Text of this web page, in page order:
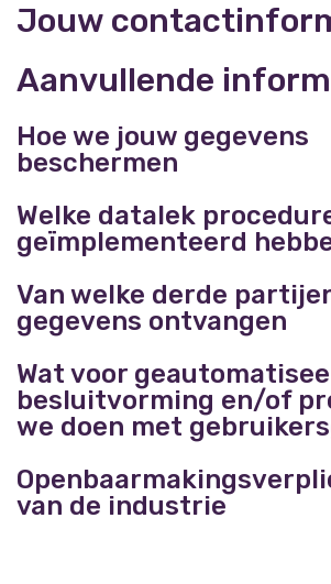
Jouw
Aanvullende
Hoe we jouw gegevens
beschermen
Welke datalek
geïmplementeerd
Van welke derde
gegevens ontvangen
Wat voor
besluitvorming en/of
we doen met
van de industrie